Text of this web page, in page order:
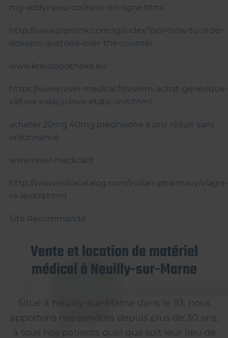
mg-addyi-peu-coûteux-en-ligne.html
http://www.pipelink.com.sg/index?ppl=how-to-order-
doxepin-australia-over-the-counter
www.kreuzapotheke.eu
https://www.revel-medical.fr/revelm-achat-générique-
valtrex-valacyclovir-états-unis.html
acheter 20mg 40mg prednisone à prix réduit sans
ordonnance
www.revel-medical.fr
http://www.indiacatalog.com/indian-pharmacy/viagra-
vs-levitra.html
Site Recommandé
Vente et location de matériel
médical à Neuilly-sur-Marne
Situé à Neuilly-sur-Marne dans le 93, nous
apportons nos services depuis plus de 30 ans,
à tous nos patients quel que soit leur lieu de